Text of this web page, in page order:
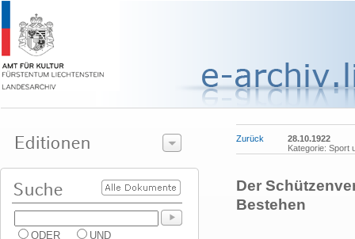
ODER UND
Zurück
28.10.1922
Kategorie: Sport
Der
Bestehen